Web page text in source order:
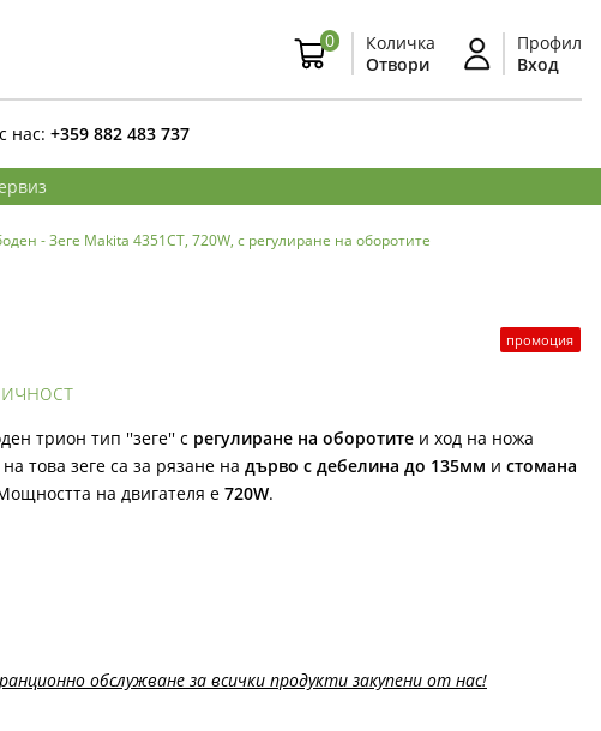
0
Количка
Отвори
Профил
Вход
нас: +359 882 483 737
- Зеге Makita 4351CT, 720W, с регулиране на оборотите
промоция
трион тип ''зеге'' с регулиране на оборотите и ход на ножа
това зеге са за рязане на дърво с дебелина до 135мм и стомана
на двигателя е 720W.
обслужване за всички продукти закупени от нас!